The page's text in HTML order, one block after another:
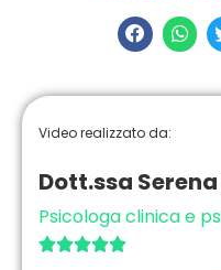
Video realizzato da:
Dott.ssa
Psicologa clinica e
